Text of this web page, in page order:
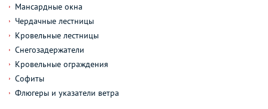
Мансардные окна
Чердачные лестницы
Кровельные лестницы
Снегозадержатели
Кровельные ограждения
Софиты
Флюгеры и указатели ветра